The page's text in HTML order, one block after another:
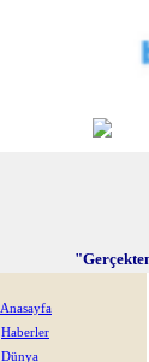
Anasayfa
Haberler
Dünya